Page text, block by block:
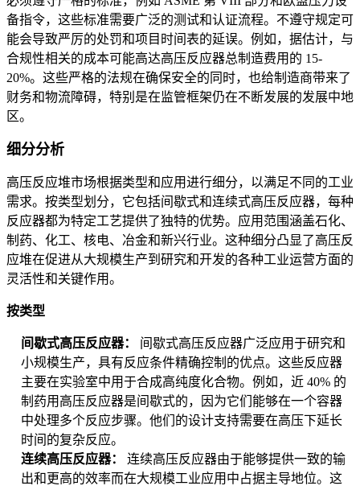
备指令，这些标准需要广泛的测试和认证流程。不遵守规定可
能会导致严厉的处罚和项目时间表的延误。例如，据估计，与
合规性相关的成本可能高达高压反应器总制造费用的 15-
20%。这些严格的法规在确保安全的同时，也给制造商带来了
财务和物流障碍，特别是在监管框架仍在不断发展的发展中地
区。
细分分析
高压反应堆市场根据类型和应用进行细分，以满足不同的工业
需求。按类型划分，它包括间歇式和连续式高压反应器，每种
反应器都为特定工艺提供了独特的优势。应用范围涵盖石化、
制药、化工、核电、冶金和新兴行业。这种细分凸显了高压反
应堆在促进从大规模生产到研究和开发的各种工业运营方面的
灵活性和关键作用。
按类型
间歇式高压反应器： 间歇式高压反应器广泛应用于研究和
小规模生产，具有反应条件精确控制的优点。这些反应器
主要在实验室中用于合成高纯度化合物。例如，近 40% 的
制药用高压反应器是间歇式的，因为它们能够在一个容器
中处理多个反应步骤。他们的设计支持需要在高压下延长
时间的复杂反应。
连续高压反应器： 连续高压反应器由于能够提供一致的输
出和更高的效率而在大规模工业应用中占据主导地位。这